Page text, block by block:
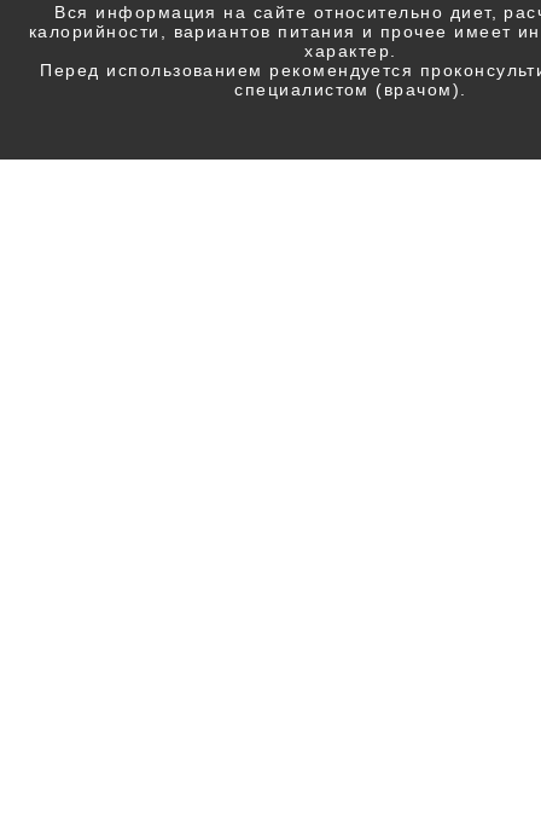
Вся информация на сайте относительно диет,
калорийности, вариантов питания и прочее имеет
характер.
Перед использованием рекомендуется
специалистом (врачом).